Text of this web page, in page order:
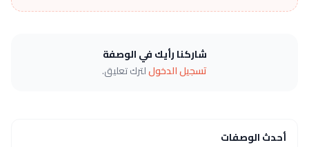
شاركنا رأيك في الوصفة
تسجيل الدخوللترك تعليق.
أحدث الوصفات